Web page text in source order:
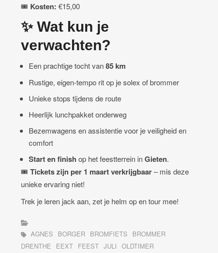
🎟️ Kosten: €15,00
✨ Wat kun je
verwachten?
Een prachtige tocht van85 km
Rustige, eigen-tempo rit op je solex of brommer
Unieke stops tijdens de route
Heerlijk lunchpakket onderweg
Bezemwagens en assistentie voor je veiligheid en
comfort
Start en finish op het feestterrein inGieten.
🎟️Tickets zijn per 1 maart verkrijgbaar– mis deze
unieke ervaring niet!
Trek je leren jack aan, zet je helm op en tour mee!
AGNES BORGER BROMFIETS
BROMMER
DRENTHE
EEXT FEEST JULI
OLDTIMER